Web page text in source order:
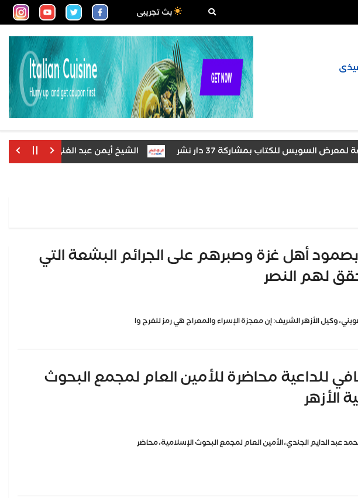
بث تجريبى
للكتاب بمشاركة 37 دار نشر الشيخ أيمن عبد الغني يعتمد نتيجة الدور
بصمود أهل غزة وصبرهم على الجرائم البشعة التي
لهم النصر
للداعية محاضرة للأمين العام لمجمع البحوث
الأزهر